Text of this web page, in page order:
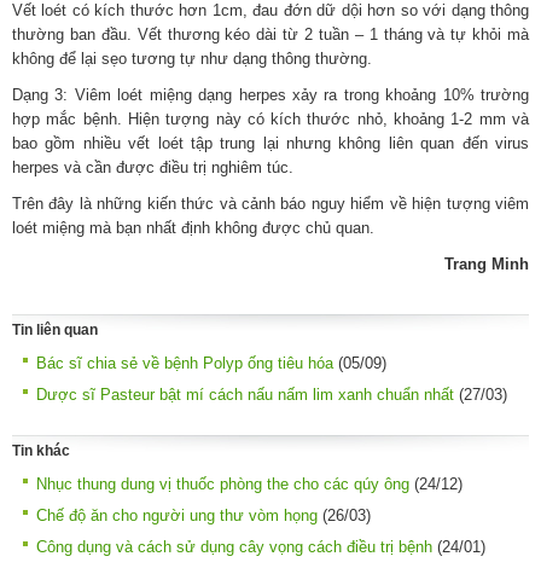
Vết loét có kích thước hơn 1cm, đau đớn dữ dội hơn so với dạng thông
thường ban đầu. Vết thương kéo dài từ 2 tuần – 1 tháng và tự khỏi mà
không để lại sẹo tương tự như dạng thông thường.
Dạng 3: Viêm loét miệng dạng herpes xảy ra trong khoảng 10% trường
hợp mắc bệnh. Hiện tượng này có kích thước nhỏ, khoảng 1-2 mm và
bao gồm nhiều vết loét tập trung lại nhưng không liên quan đến virus
herpes và cần được điều trị nghiêm túc.
Trên đây là những kiến thức và cảnh báo nguy hiểm về hiện tượng viêm
loét miệng mà bạn nhất định không được chủ quan.
Trang Minh
Tin liên quan
Bác sĩ chia sẻ về bệnh Polyp ống tiêu hóa (05/09)
Dược sĩ Pasteur bật mí cách nấu nấm lim xanh chuẩn nhất (27/03)
Tin khác
Nhục thung dung vị thuốc phòng the cho các qúy ông (24/12)
Chế độ ăn cho người ung thư vòm họng (26/03)
Công dụng và cách sử dụng cây vọng cách điều trị bệnh (24/01)